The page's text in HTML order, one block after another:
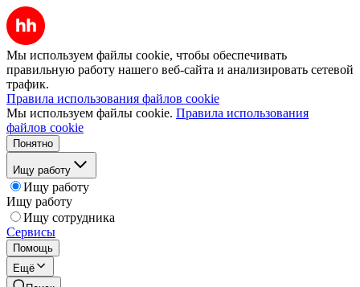
Мы используем файлы cookie, чтобы обеспечивать
правильную работу нашего веб-сайта и анализировать сетевой
трафик.
Правила использования файлов cookie
Мы используем файлы cookie. Правила использования
файлов cookie
Понятно
Ищу работу
Ищу работу
Ищу работу
Ищу сотрудника
Сервисы
Помощь
Ещё